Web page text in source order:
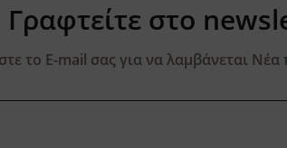
Γραφτείτε στο
το E-mail σας για να λαμβάνεται